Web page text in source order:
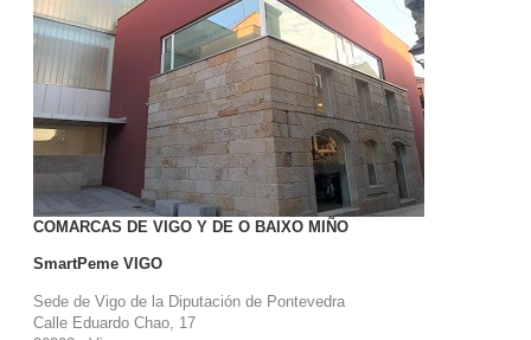
COMARCAS DE VIGO Y DE O BAIXO MIÑO
SmartPeme VIGO
Sede de Vigo de la Diputación de Pontevedra
Calle Eduardo Chao, 17